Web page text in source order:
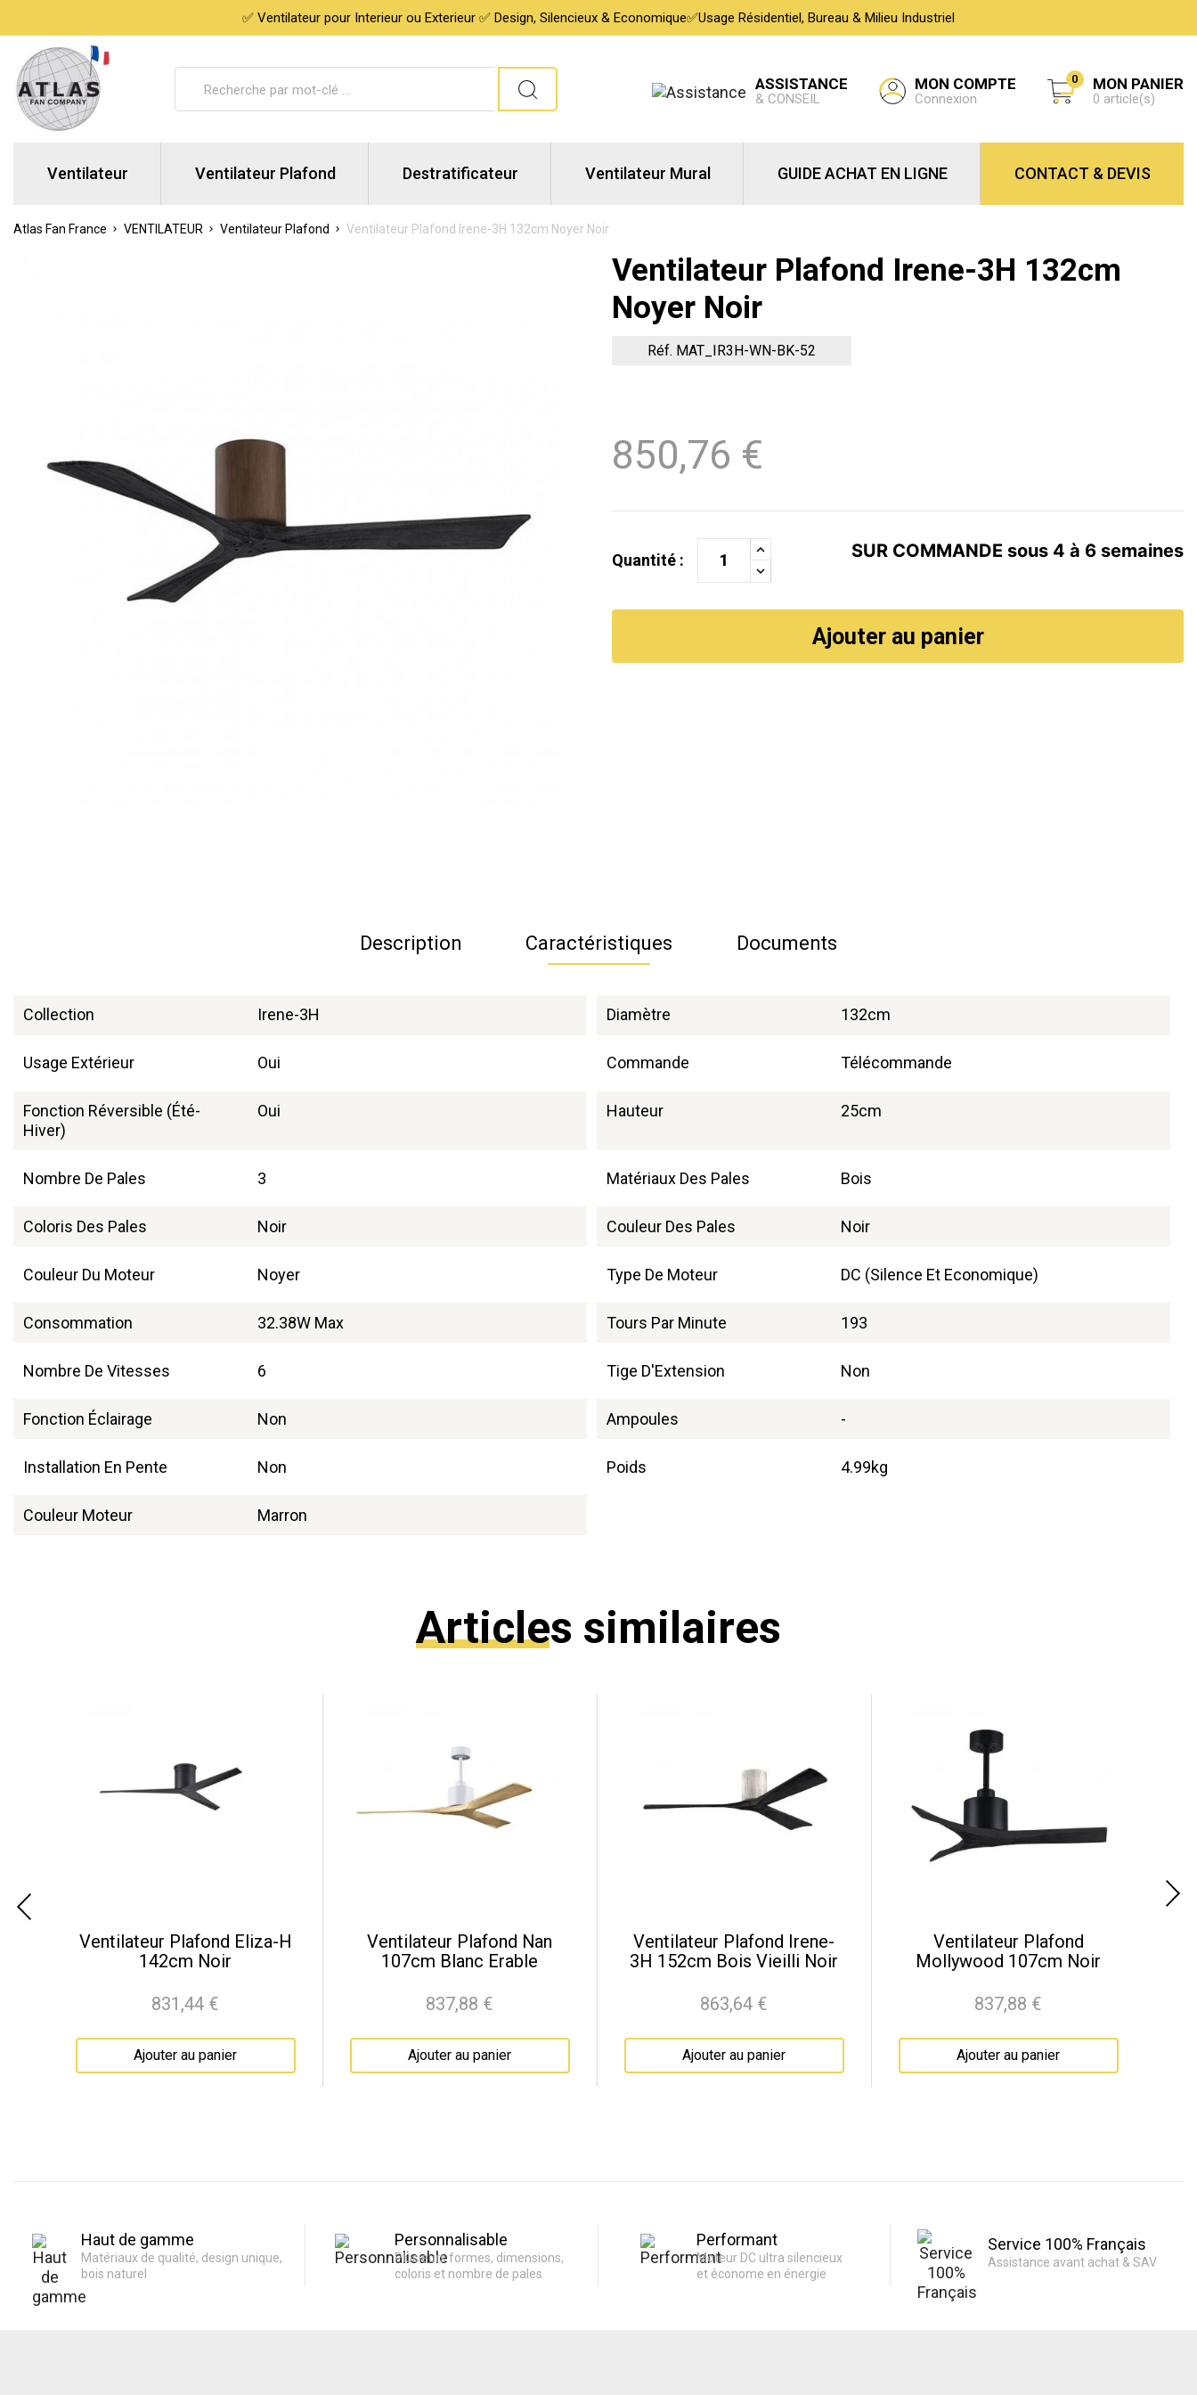
✅ Ventilateur pour Interieur ou Exterieur ✅ Design, Silencieux & Economique✅Usage Résidentiel, Bureau & Milieu Industriel
ASSISTANCE
& CONSEIL
MON COMPTE
Connexion
0 MON PANIER
0 article(s)
Ventilateur Ventilateur Plafond Destratificateur Ventilateur Mural GUIDE ACHAT EN LIGNE CONTACT & DEVIS
Atlas Fan France VENTILATEUR Ventilateur Plafond Ventilateur Plafond Irene-3H 132cm Noyer Noir
Ventilateur Plafond Irene-3H 132cm
Noyer Noir
Réf. MAT_IR3H-WN-BK-52
850,76 €
Quantité : SUR COMMANDE sous 4 à 6 semaines
Ajouter au panier
Description Caractéristiques
Collection Irene-3H Diamètre 132cm
Usage Extérieur Oui Commande Télécommande
Fonction Réversible (été-
Hiver)
Oui Hauteur 25cm
Nombre De Pales 3 Matériaux Des Pales Bois
Coloris Des Pales Noir Couleur Des Pales Noir
Couleur Du Moteur Noyer Type De Moteur DC (Silence Et Economique)
Consommation 32.38W Max Tours Par Minute 193
Nombre De Vitesses 6 Tige D'Extension Non
Fonction Éclairage Non Ampoules -
Installation En Pente Non Poids 4.99kg
Couleur Moteur Marron
Documents
Articles similaires
Ventilateur Plafond Eliza-H
142cm Noir
Prix
831,44 €
Ajouter au panier
Ventilateur Plafond Nan
107cm Blanc Erable
Prix
837,88 €
Ajouter au panier
Ventilateur Plafond Irene-
3H 152cm Bois Vieilli Noir
Prix
863,64 €
Ajouter au panier
Ventilateur Plafond
Mollywood 107cm Noir
Prix
837,88 €
Ajouter au panier
Haut de gamme
Matériaux de qualité, design unique,
bois naturel
Personnalisable
Plusieurs formes, dimensions,
coloris et nombre de pales
Performant
Moteur DC ultra silencieux
et économe en énergie
Service 100% Français
Assistance avant achat & SAV